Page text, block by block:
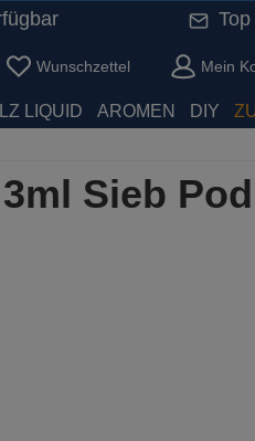
Wunschzettel Du hast 0Mein
LIQUID AROMEN DIY
Sieb